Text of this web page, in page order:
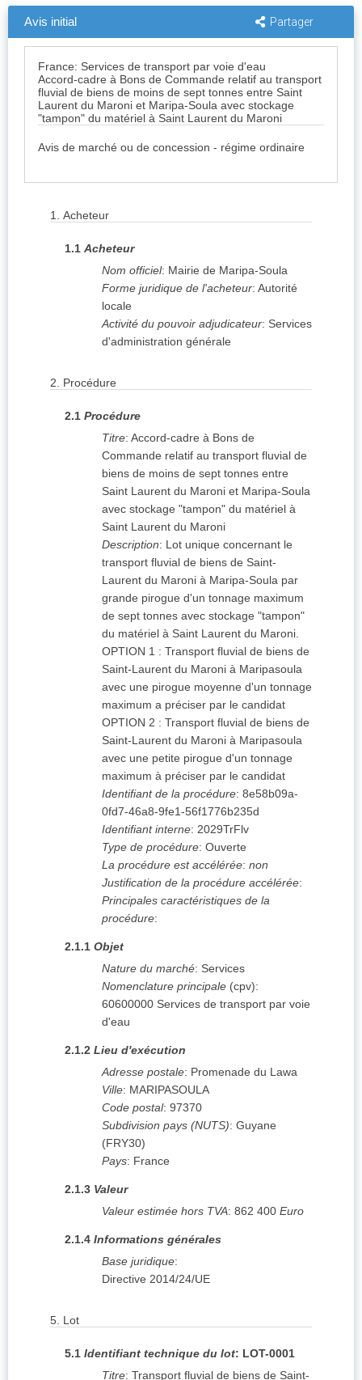
Avis initial Partager
France: Services de transport par voie d'eau
Accord-cadre à Bons de Commande relatif au transport
fluvial de biens de moins de sept tonnes entre Saint
Laurent du Maroni et Maripa-Soula avec stockage
"tampon" du matériel à Saint Laurent du Maroni
Avis de marché ou de concession - régime ordinaire
1. Acheteur
1.1 Acheteur
Nom officiel: Mairie de Maripa-Soula
Forme juridique de l'acheteur: Autorité
locale
Activité du pouvoir adjudicateur: Services
d'administration générale
2. Procédure
2.1 Procédure
Titre: Accord-cadre à Bons de
Commande relatif au transport fluvial de
biens de moins de sept tonnes entre
Saint Laurent du Maroni et Maripa-Soula
avec stockage "tampon" du matériel à
Saint Laurent du Maroni
Description: Lot unique concernant le
transport fluvial de biens de Saint-
Laurent du Maroni à Maripa-Soula par
grande pirogue d'un tonnage maximum
de sept tonnes avec stockage "tampon"
du matériel à Saint Laurent du Maroni.
OPTION 1 : Transport fluvial de biens de
Saint-Laurent du Maroni à Maripasoula
avec une pirogue moyenne d'un tonnage
maximum a préciser par le candidat
OPTION 2 : Transport fluvial de biens de
Saint-Laurent du Maroni à Maripasoula
avec une petite pirogue d'un tonnage
maximum à préciser par le candidat
Identifiant de la procédure: 8e58b09a-
0fd7-46a8-9fe1-56f1776b235d
Identifiant interne: 2029TrFlv
Type de procédure: Ouverte
La procédure est accélérée: non
Justification de la procédure accélérée:
Principales caractéristiques de la
procédure:
2.1.1 Objet
Nature du marché: Services
Nomenclature principale (cpv):
60600000 Services de transport par voie
d'eau
2.1.2 Lieu d'exécution
Adresse postale: Promenade du Lawa
Ville: MARIPASOULA
Code postal: 97370
Subdivision pays (NUTS): Guyane
(FRY30)
Pays: France
2.1.3 Valeur
Valeur estimée hors TVA: 862 400 Euro
2.1.4 Informations générales
Base juridique:
Directive 2014/24/UE
5. Lot
5.1 Identifiant technique du lot: LOT-0001
Titre: Transport fluvial de biens de Saint-